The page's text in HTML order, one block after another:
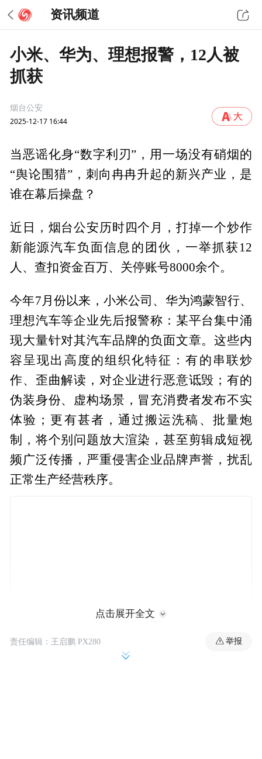
资讯频道
小米、华为、理想报警，12人被
抓获
烟台公安
2025-12-17 16:44
当恶谣化身“数字利刃”，用一场没有硝烟的
“舆论围猎”，刺向冉冉升起的新兴产业，是
谁在幕后操盘？
近日，烟台公安历时四个月，打掉一个炒作
新能源汽车负面信息的团伙，一举抓获12
人、查扣资金百万、关停账号8000余个。
今年7月份以来，小米公司、华为鸿蒙智行、
理想汽车等企业先后报警称：某平台集中涌
现大量针对其汽车品牌的负面文章。这些内
容呈现出高度的组织化特征：有的串联炒
作、歪曲解读，对企业进行恶意诋毁；有的
伪装身份、虚构场景，冒充消费者发布不实
体验；更有甚者，通过搬运洗稿、批量炮
制，将个别问题放大渲染，甚至剪辑成短视
频广泛传播，严重侵害企业品牌声誉，扰乱
正常生产经营秩序。
点击展开全文
责任编辑：王启鹏 PX280 举报